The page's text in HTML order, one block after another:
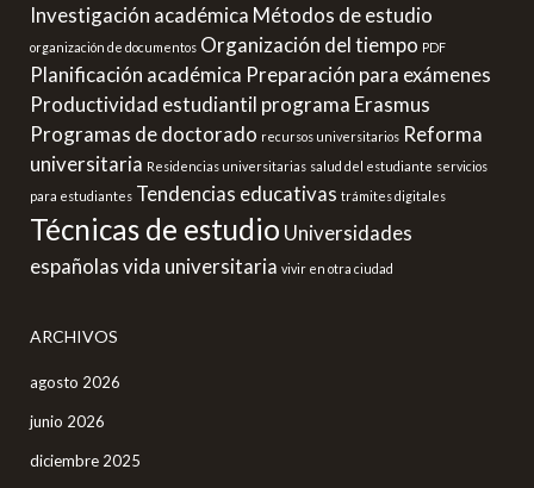
Investigación académica Métodos de estudio
organización de documentos Organización del tiempo PDF
Planificación académica Preparación para exámenes
Productividad estudiantil programa Erasmus
Programas de doctorado recursos universitarios Reforma
universitaria Residencias universitarias salud del estudiante servicios
para estudiantes Tendencias educativas trámites digitales
Técnicas de estudio Universidades
españolasvida universitaria vivir en otra ciudad
ARCHIVOS
agosto 2026
junio 2026
diciembre 2025